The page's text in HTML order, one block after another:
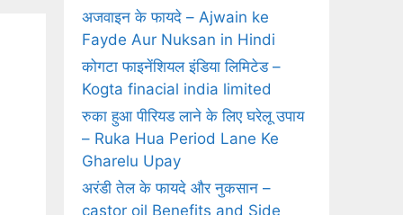
अजवाइन के फायदे – Ajwain ke
Fayde Aur Nuksan in Hindi
कोगटा फाइनेंशियल इंडिया लिमिटेड –
Kogta finacial india limited
रुका हुआ पीरियड लाने के लिए घरेलू उपाय
– Ruka Hua Period Lane Ke
Gharelu Upay
अरंडी तेल के फायदे और नुकसान –
castor oil Benefits and Side